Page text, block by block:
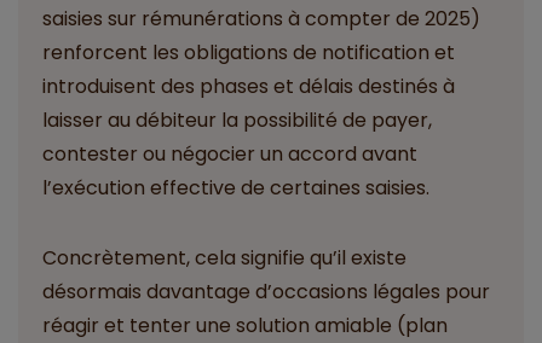
saisies sur rémunérations à compter de 2025)
renforcent les obligations de notification et
introduisent des phases et délais destinés à
laisser au débiteur la possibilité de payer,
contester ou négocier un accord avant
l’exécution effective de certaines saisies.
Concrètement, cela signifie qu’il existe
désormais davantage d’occasions légales pour
réagir et tenter une solution amiable (plan